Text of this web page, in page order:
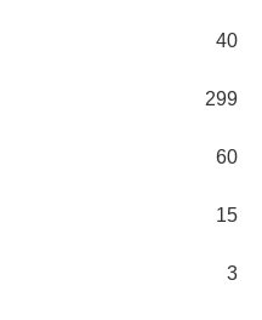
40
299
60
15
3